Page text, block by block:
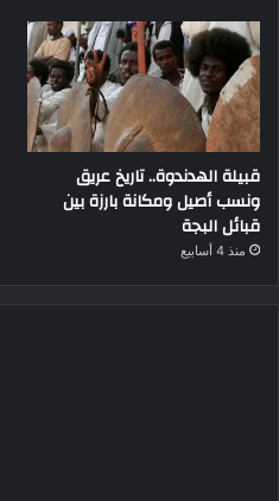
قبيلة الهدندوة.. تاريخ عريق
ونسب أصيل ومكانة بارزة بين
قبائل البجة
منذ 4 أسابيع